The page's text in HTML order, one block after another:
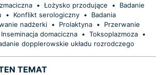
• Łożysko przodujące •
Badanie
• Konflikt serologiczny •
Badania
nadżerki • Prolaktyna •
Przerwanie
Inseminacja domaciczna • Toksoplazmoza •
dopplerowskie układu rozrodczego
TEMAT